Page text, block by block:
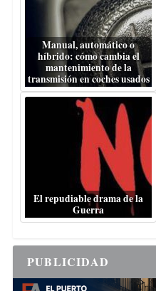
Manual, automático o
híbrido: cómo cambia el
mantenimiento de la
transmisión en coches usados
El repudiable drama de la
Guerra
PUBLICIDAD